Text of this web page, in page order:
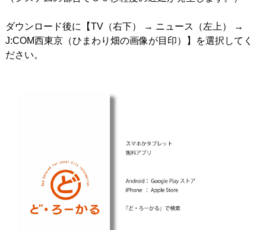
ダウンロード後に【TV（右下） → ニュース（左上） →
J:COM西東京（ひまわり畑の画像が目印）】を選択してく
ださい。